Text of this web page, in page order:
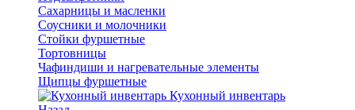
Сахарницы и масленки
Соусники и молочники
Стойки фуршетные
Тортовницы
Чафиндиши и нагревательные элементы
Щипцы фуршетные
Кухонный инвентарь